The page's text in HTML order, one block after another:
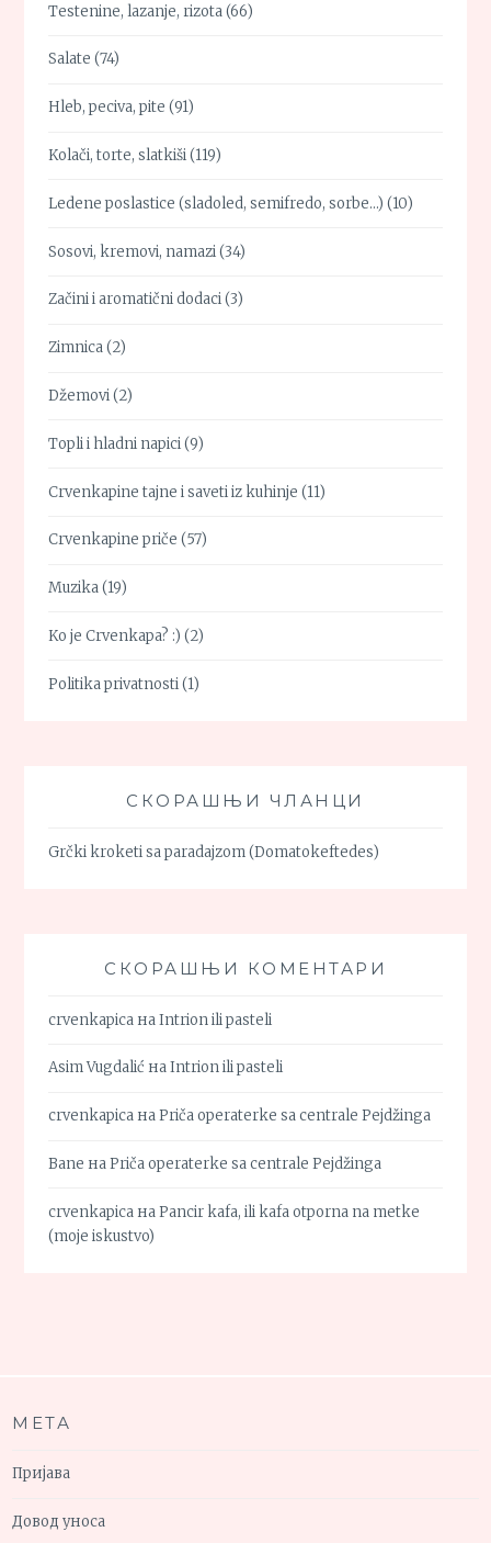
Testenine, lazanje, rizota(66)
Salate (74)
Hleb, peciva, pite (91)
Kolači, torte, slatkiši(119)
Ledene poslastice (sladoled, semifredo, sorbe…) (10)
Sosovi, kremovi, namazi(34)
Začini i aromatični dodaci(3)
Zimnica(2)
Džemovi(2)
Topli i hladni napici(9)
Crvenkapine tajne i saveti iz kuhinje (11)
Crvenkapine priče (57)
Muzika(19)
Ko je Crvenkapa? :) (2)
Politika privatnosti(1)
СКОРАШЊИ ЧЛАНЦИ
Grčki kroketi sa paradajzom (Domatokeftedes)
СКОРАШЊИ КОМЕНТАРИ
crvenkapica наIntrion ili pasteli
Asim Vugdalić наIntrion ili pasteli
crvenkapica наPriča operaterke sa centrale Pejdžinga
Bane наPriča operaterke sa centrale Pejdžinga
crvenkapica наPancir kafa, ili kafa otporna na metke
(moje iskustvo)
МЕТА
Пријава
Довод уноса